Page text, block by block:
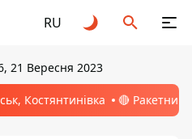
RU
21 Вересня 2023
Костянтинівка 🔴 Ракетний